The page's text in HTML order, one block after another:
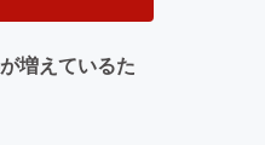
増えているた